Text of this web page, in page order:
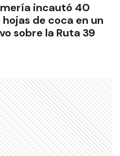
incautó 40
de coca en un
sobre la Ruta 39